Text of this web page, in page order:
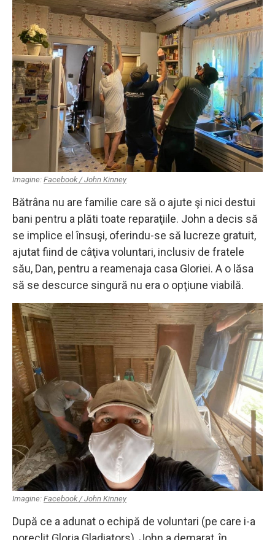
Imagine: Facebook / John Kinney
Bătrâna nu are familie care să o ajute şi nici destui
bani pentru a plăti toate reparaţiile. John a decis să
se implice el însuşi, oferindu-se să lucreze gratuit,
ajutat fiind de câţiva voluntari, inclusiv de fratele
său, Dan, pentru a reamenaja casa Gloriei. A o lăsa
să se descurce singură nu era o opţiune viabilă.
Imagine: Facebook / John Kinney
După ce a adunat o echipă de voluntari (pe care i-a